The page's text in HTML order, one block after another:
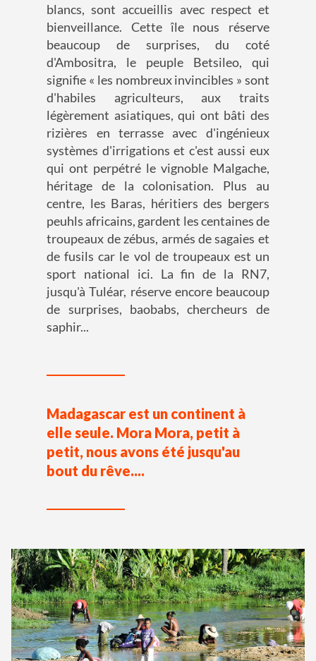
blancs, sont accueillis avec respect et
bienveillance. Cette île nous réserve
beaucoup de surprises, du coté
d'Ambositra, le peuple Betsileo, qui
signifie « les nombreux invincibles » sont
d'habiles agriculteurs, aux traits
légèrement asiatiques, qui ont bâti des
rizières en terrasse avec d'ingénieux
systèmes d'irrigations et c'est aussi eux
qui ont perpétré le vignoble Malgache,
héritage de la colonisation. Plus au
centre, les Baras, héritiers des bergers
peuhls africains, gardent les centaines de
troupeaux de zébus, armés de sagaies et
de fusils car le vol de troupeaux est un
sport national ici. La fin de la RN7,
jusqu'à Tuléar, réserve encore beaucoup
de surprises, baobabs, chercheurs de
saphir...
Madagascar est un continent à
elle seule. Mora Mora, petit à
petit, nous avons été jusqu'au
bout du rêve....